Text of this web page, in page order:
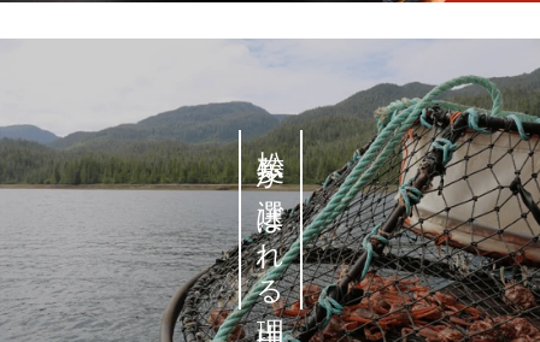
松菱が選ばれる理由